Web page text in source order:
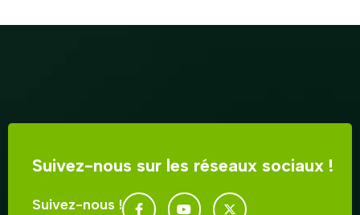
Suivez-nous sur les réseaux sociaux !
Suivez-nous !